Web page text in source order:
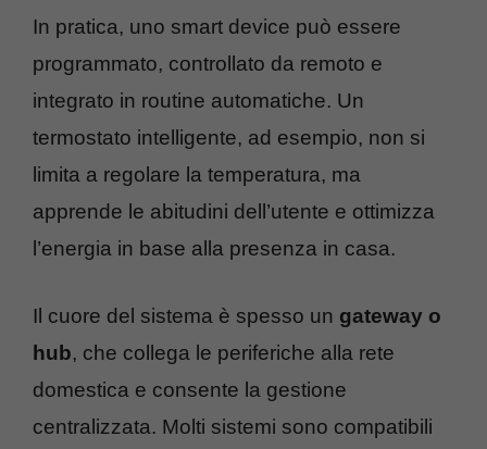
In pratica, uno smart device può essere
programmato, controllato da remoto e
integrato in routine automatiche. Un
termostato intelligente, ad esempio, non si
limita a regolare la temperatura, ma
apprende le abitudini dell’utente e ottimizza
l’energia in base alla presenza in casa.
Il cuore del sistema è spesso un gateway o
hub, che collega le periferiche alla rete
domestica e consente la gestione
centralizzata. Molti sistemi sono compatibili